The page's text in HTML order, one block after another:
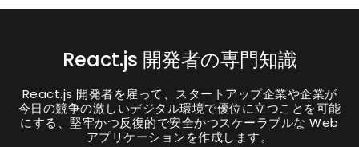
React.js 開発者の専門知識
React.js 開発者を雇って、スタートアップ企業や企業が
今日の競争の激しいデジタル環境で優位に立つことを可能
にする、堅牢かつ反復的で安全かつスケーラブルな Web
アプリケーションを作成します。